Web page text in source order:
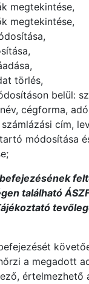
megtekintése,
megtekintése,
törlés,
belül:
cégforma,
cím,
módosítása
található
a megadott
értelmezhető